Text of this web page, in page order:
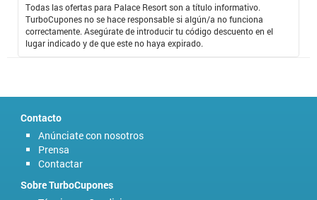
Todas las ofertas para Palace Resort son a título informativo.
TurboCupones no se hace responsable si algún/a no funciona
correctamente. Asegúrate de introducir tu código descuento en el
lugar indicado y de que este no haya expirado.
Contacto
Anúnciate con nosotros
Prensa
Contactar
Sobre TurboCupones